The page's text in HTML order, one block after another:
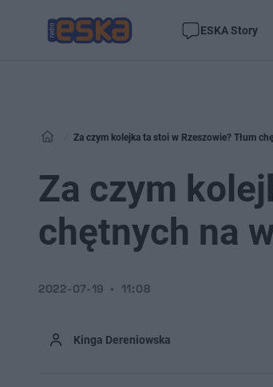
ESKA Story
Za czym kolejka ta stoi w Rzeszowie? Tłum
Za czym
chętnych na
Kinga Dereniowska
2022-07-19 11:08